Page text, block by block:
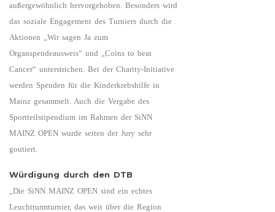
außergewöhnlich hervorgehoben. Besonders wird
das soziale Engagement des Turniers durch die
Aktionen „Wir sagen Ja zum
Organspendeausweis“ und „Coins to beat
Cancer“ unterstrichen. Bei der Charity-Initiative
werden Spenden für die Kinderkrebshilfe in
Mainz gesammelt. Auch die Vergabe des
Sportteilstipendium im Rahmen der SiNN
MAINZ OPEN wurde seiten der Jury sehr
goutiert.
Würdigung durch den DTB
„Die SiNN MAINZ OPEN sind ein echtes
Leuchtturmturnier, das weit über die Region